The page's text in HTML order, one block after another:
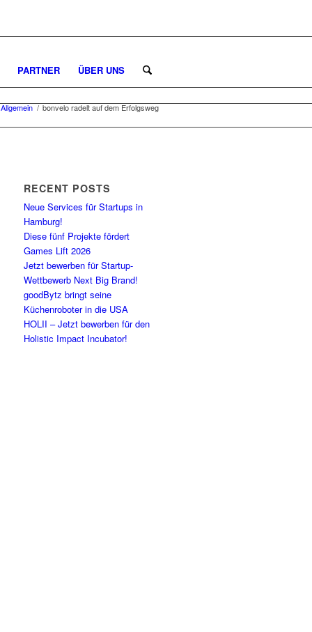
PARTNER ÜBER UNS
Allgemein / bonvelo radelt auf dem Erfolgsweg
RECENT POSTS
Neue Services für Startups in
Hamburg!
Diese fünf Projekte fördert
Games Lift 2026
Jetzt bewerben für Startup-
Wettbewerb Next Big Brand!
goodBytz bringt seine
Küchenroboter in die USA
HOLII – Jetzt bewerben für den
Holistic Impact Incubator!